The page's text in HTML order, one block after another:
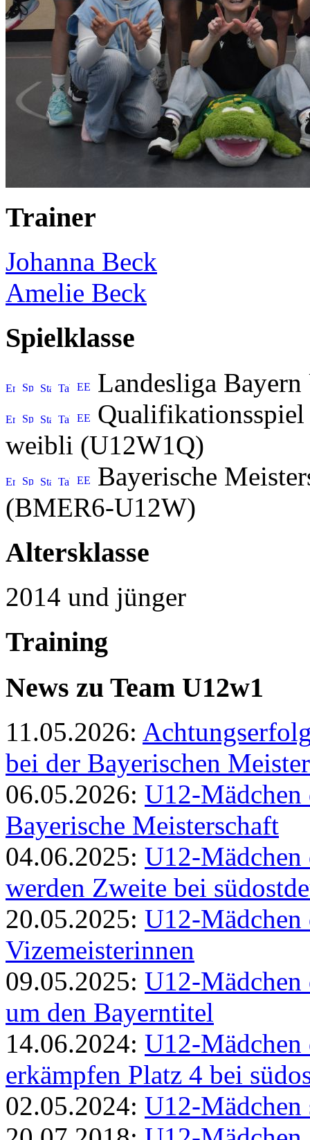
Trainer
Johanna Beck
Amelie Beck
Spielklasse
Landesliga
Qualifikationsspiel
weibli (U12W1Q)
Bayerische
(BMER6-U12W)
Altersklasse
2014 und jünger
Training
News zu Team U12w1
11.05.2026:
bei der Bayerischen
06.05.2026: U12-
Bayerische Meisterschaft
04.06.2025: U12-Mädchen
werden Zweite bei
20.05.2025: U12-Mädchen
Vizemeisterinnen
09.05.2025: U12-Mädchen
um den Bayerntitel
14.06.2024: U12-Mädchen
erkämpfen Platz 4 bei
02.05.2024: U12-Mädchen